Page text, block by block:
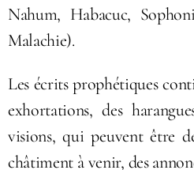
Nahum, Habacuc,
Malachie).
Les écrits prophétiques
exhortations, des
visions, qui peuvent être
châtiment à venir, des